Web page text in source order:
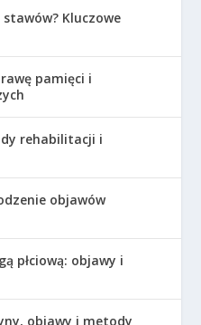
Kluczowe
pamięci i
rehabilitacji i
objawów
płciową: objawy i
objawy i metody